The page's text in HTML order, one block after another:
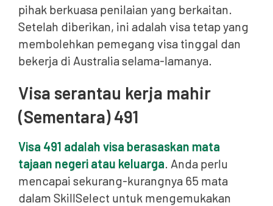
pihak berkuasa penilaian yang berkaitan.
Setelah diberikan, ini adalah visa tetap yang
membolehkan pemegang visa tinggal dan
bekerja di Australia selama-lamanya.
Visa serantau kerja mahir
(Sementara) 491
Visa 491 adalah visa berasaskan mata
tajaan negeri atau keluarga. Anda perlu
mencapai sekurang-kurangnya 65 mata
dalam SkillSelect untuk mengemukakan